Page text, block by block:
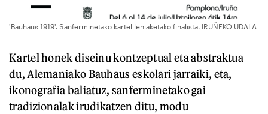
'Bauhaus 1919'. Sanferminetako kartel lehiaketako finalista. IRUÑEKO UDALA
Kartel honek diseinu kontzeptual eta abstraktua
du, Alemaniako Bauhaus eskolari jarraiki, eta,
ikonografia baliatuz, sanferminetako gai
tradizionalak irudikatzen ditu, modu